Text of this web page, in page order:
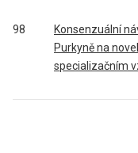
98
Konsenzuální
Purkyně na
specializačním